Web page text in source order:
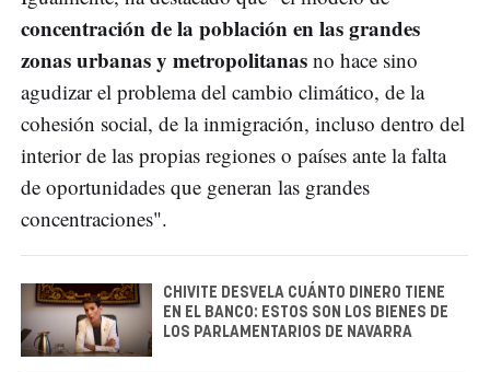
concentración de la población en las grandes
zonas urbanas y metropolitanas no hace sino
agudizar el problema del cambio climático, de la
cohesión social, de la inmigración, incluso dentro del
interior de las propias regiones o países ante la falta
de oportunidades que generan las grandes
concentraciones".
CHIVITE DESVELA CUÁNTO DINERO TIENE
EN EL BANCO: ESTOS SON LOS BIENES DE
LOS PARLAMENTARIOS DE NAVARRA